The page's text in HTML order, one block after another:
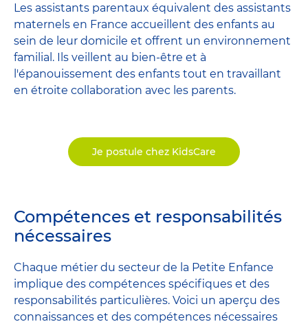
Les assistants parentaux équivalent des assistants
maternels en France accueillent des enfants au
sein de leur domicile et offrent un environnement
familial. Ils veillent au bien-être et à
l'épanouissement des enfants tout en travaillant
en étroite collaboration avec les parents.
Je postule chez KidsCare
Compétences et responsabilités
nécessaires
Chaque métier du secteur de la Petite Enfance
implique des compétences spécifiques et des
responsabilités particulières. Voici un aperçu des
connaissances et des compétences nécessaires